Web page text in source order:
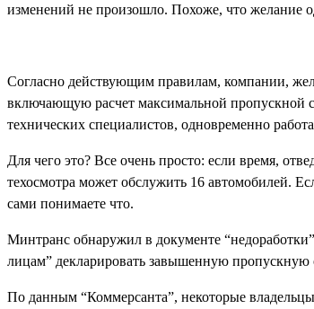
изменений не произошло. Похоже, что желание
Согласно действующим правилам, компании,
включающую расчет максимальной пропускной
технических специалистов, одновременно
Для чего это? Все очень просто: если время,
техосмотра может обслужить 16 автомобилей.
сами понимаете что.
Минтранс обнаружил в документе
лицам” декларировать завышенную пропускную
По данным “Коммерсанта”, некоторые